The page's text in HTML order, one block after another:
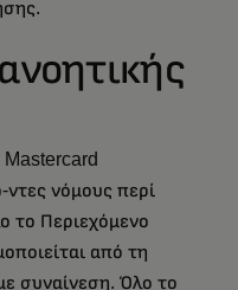
Mastercard
νόμους περί
το Περιεχόμενο
από τη
συναίνεση. Όλο το